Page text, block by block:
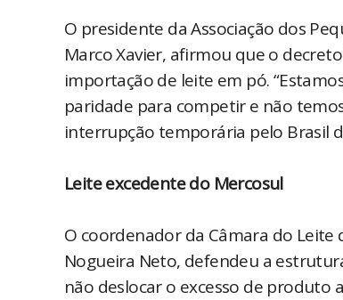
O presidente da Associação dos
Marco Xavier, afirmou que o
importação de leite em pó.
paridade para competir e não
interrupção temporária pelo Brasil
Leite excedente do Mercosul
O coordenador da Câmara do Leite
Nogueira Neto, defendeu a
não deslocar o excesso de produto